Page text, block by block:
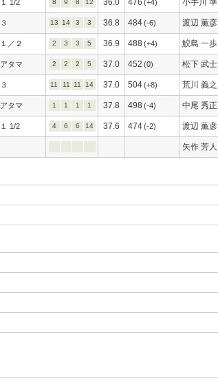
１ 1/2 8 9 8 12 36.0 476 (+4) 小手川 準
３ 13 14 3 3 36.8 484(-6) 渡辺 薫彦
１／２ 2 3 3 5 36.9 488(+4) 鮫島 一歩
アタマ 2 2 2 5 37.0 452 (0) 松下 武士
３ 11 11 11 14 37.0 504(+8) 荒川 義之
アタマ 1 1 1 1 37.8 498 (-4) 中尾 秀正
１ 1/2 4 6 6 14 37.6 474(-2) 渡辺 薫彦
矢作 芳人